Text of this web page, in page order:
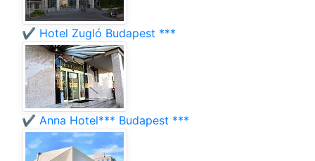
✔️ Hotel Zugló Budapest ***
✔️ Anna Hotel*** Budapest ***